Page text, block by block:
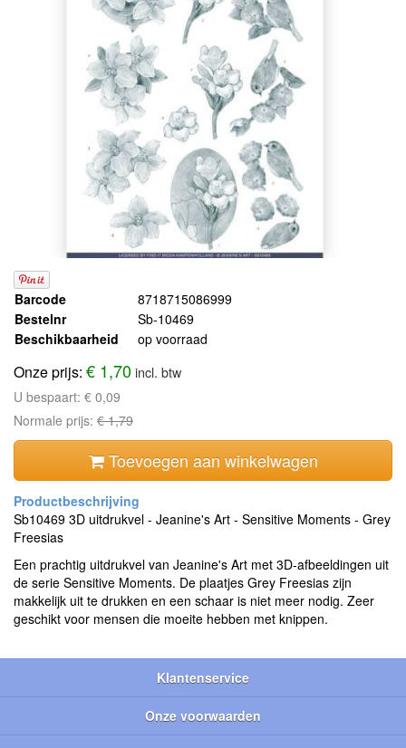
Barcode
8718715086999
Bestelnr
Sb-10469
Beschikbaarheid
op voorraad
Onze prijs: € 1,70incl. btw
U bespaart: € 0,09
Normale prijs: € 1,79
Toevoegen aan winkelwagen
Sb10469 3D uitdrukvel - Jeanine's Art - Sensitive Moments - Grey
Freesias
Een prachtig uitdrukvel van Jeanine's Art met 3D-afbeeldingen uit
de serie Sensitive Moments. De plaatjes Grey Freesias zijn
makkelijk uit te drukken en een schaar is niet meer nodig. Zeer
geschikt voor mensen die moeite hebben met knippen.
Klantenservice
Onze voorwaarden